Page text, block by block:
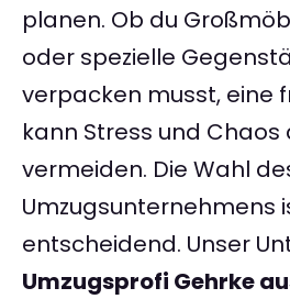
planen. Ob du
oder spezielle
verpacken musst, eine
kann Stress und
vermeiden. Die Wahl
Umzugsunternehmens
entscheidend. Unser
Umzugsprofi Gehrke